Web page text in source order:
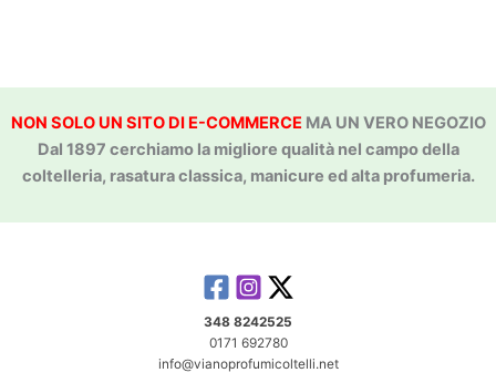
NON SOLO UN SITO DI E-COMMERCE MA UN VERO NEGOZIO
Dal 1897 cerchiamo la migliore qualità nel campo della
coltelleria, rasatura classica, manicure ed alta profumeria.
348 8242525
0171 692780
info@vianoprofumicoltelli.net